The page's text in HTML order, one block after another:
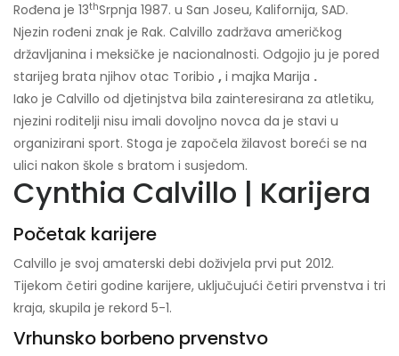
Rođena je 13thSrpnja 1987. u San Joseu, Kalifornija, SAD.
Njezin rođeni znak je Rak. Calvillo zadržava američkog
državljanina i meksičke je nacionalnosti. Odgojio ju je pored
starijeg brata njihov otac Toribio , i majka Marija .
Iako je Calvillo od djetinjstva bila zainteresirana za atletiku,
njezini roditelji nisu imali dovoljno novca da je stavi u
organizirani sport. Stoga je započela žilavost boreći se na
ulici nakon škole s bratom i susjedom.
Cynthia Calvillo | Karijera
Početak karijere
Calvillo je svoj amaterski debi doživjela prvi put 2012.
Tijekom četiri godine karijere, uključujući četiri prvenstva i tri
kraja, skupila je rekord 5-1.
Vrhunsko borbeno prvenstvo